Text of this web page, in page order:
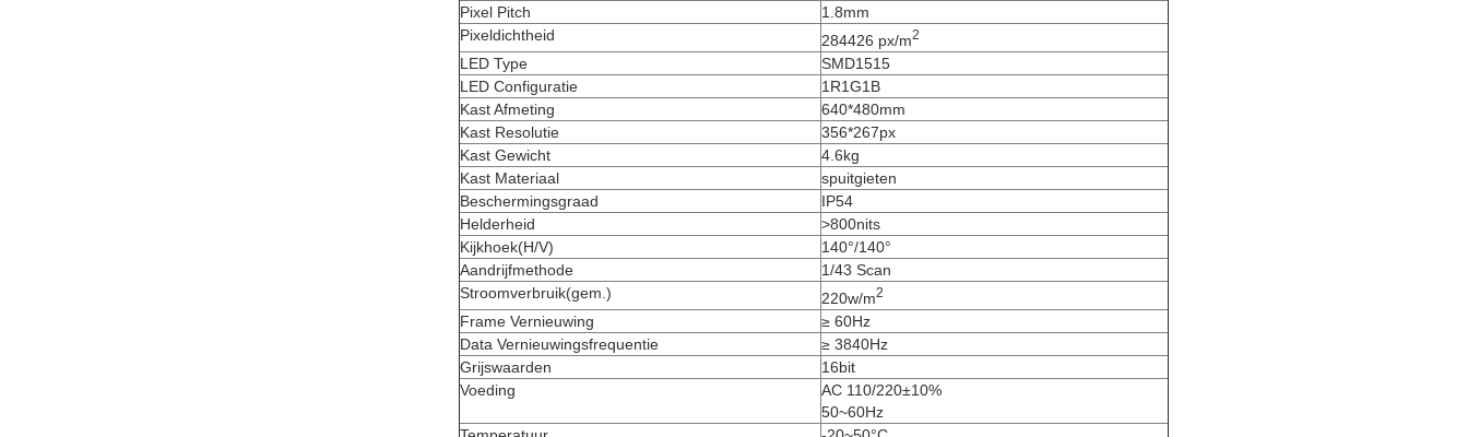
Pixel Pitch
1.8mm
Pixeldichtheid
284426 px/m2
LED Type
SMD1515
LED Configuratie
1R1G1B
Kast Afmeting
640*480mm
Kast Resolutie
356*267px
Kast Gewicht
4.6kg
Kast Materiaal
spuitgieten
Beschermingsgraad
IP54
Helderheid
>800nits
Kijkhoek(H/V)
140°/140°
Aandrijfmethode
1/43 Scan
Stroomverbruik(gem.)
220w/m2
Frame Vernieuwing
≥ 60Hz
Data Vernieuwingsfrequentie
≥ 3840Hz
Grijswaarden
16bit
Voeding
AC 110/220±10%
50~60Hz